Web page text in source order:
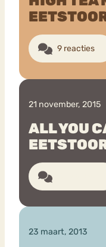
9 reacties
21 november, 2015
ALL YOU
23 maart, 2013
Bouli
mia
Nerv
osa
Eetbuien